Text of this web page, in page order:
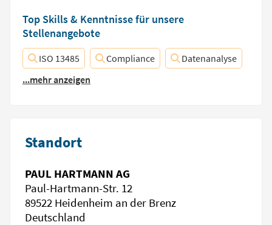
Top Skills & Kenntnisse für unsere
Stellenangebote
ISO 13485 Compliance
Datenanalyse
...mehr anzeigen
Standort
PAUL HARTMANN AG
Paul-Hartmann-Str. 12
89522 Heidenheim an der Brenz
Deutschland